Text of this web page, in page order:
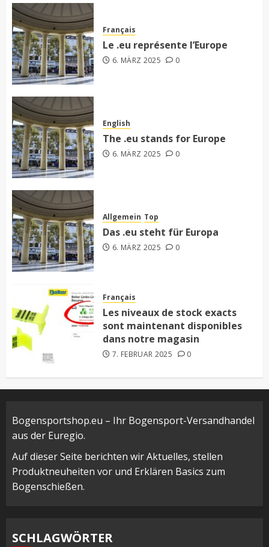
Français
Le .eu représente l’Europe
6. MÄRZ 2025 0
English
The .eu stands for Europe
6. MÄRZ 2025 0
Allgemein Top
Das .eu steht für Europa
6. MÄRZ 2025 0
Français
Les niveaux de stock exacts
sont maintenant disponibles
dans notre magasin
7. FEBRUAR 2025 0
Bogensportshop.eu – Ihr Bogensport-Versandhandel
aus der Euregio.
Auf dieser Seite berichten wir Aktuelles, stellen
Produktneuheiten vor und Erklären Basics zum
Bogenschießen.
SCHLAGWÖRTER